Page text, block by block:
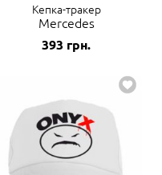
Кепка-тракер
Mercedes
393 грн.